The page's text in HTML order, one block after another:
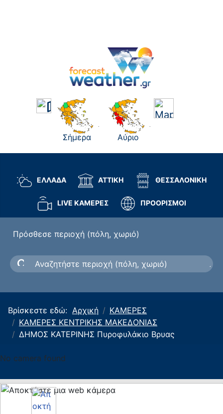
Σήμερα Αύριο
ΕΛΛΑΔΑ ΑΤΤΙΚΗ ΘΕΣΣΑΛΟΝΙΚΗ
LIVE ΚΑΜΕΡΕΣ ΠΡΟΟΡΙΣΜΟΙ
Πρόσθεσε περιοχή (πόλη, χωριό)
Βρίσκεστε εδώ: Αρχική
ΚΑΜΕΡΕΣ
ΚΑΜΕΡΕΣ ΚΕΝΤΡΙΚΗΣ ΜΑΚΕΔΟΝΙΑΣ
ΔΗΜΟΣ ΚΑΤΕΡΙΝΗΣ Πυροφυλάκιο Βρυας
No camera found